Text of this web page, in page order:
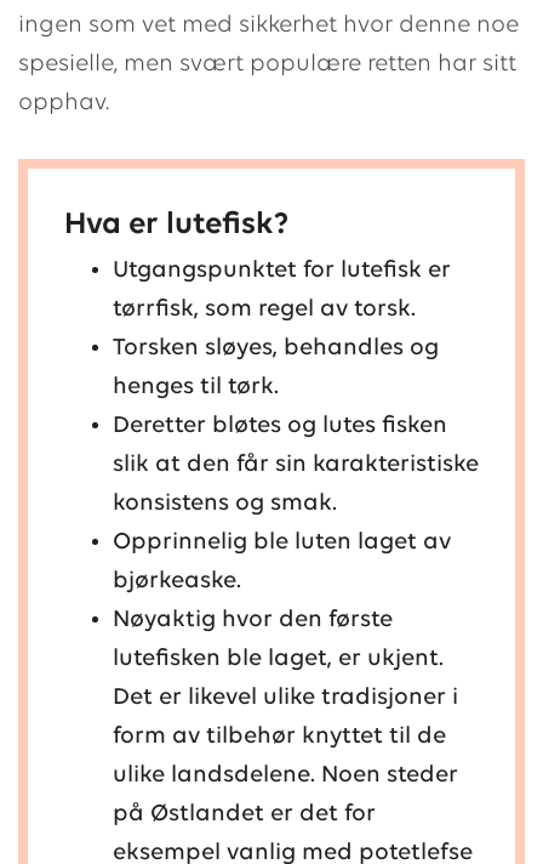
ingen som vet med sikkerhet hvor denne noe
spesielle, men svært populære retten har sitt
opphav.
Hva er lutefisk?
Utgangspunktet for lutefisk er
tørrfisk, som regel av torsk.
Torsken sløyes, behandles og
henges til tørk.
Deretter bløtes og lutes fisken
slik at den får sin karakteristiske
konsistens og smak.
Opprinnelig ble luten laget av
bjørkeaske.
Nøyaktig hvor den første
lutefisken ble laget, er ukjent.
Det er likevel ulike tradisjoner i
form av tilbehør knyttet til de
ulike landsdelene. Noen steder
på Østlandet er det for
eksempel vanlig med potetlefse